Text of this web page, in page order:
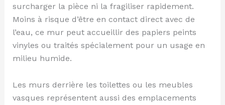
surcharger la pièce ni la fragiliser rapidement.
Moins à risque d’être en contact direct avec de
l’eau, ce mur peut accueillir des papiers peints
vinyles ou traités spécialement pour un usage en
milieu humide.
Les murs derrière les toilettes ou les meubles
vasques représentent aussi des emplacements